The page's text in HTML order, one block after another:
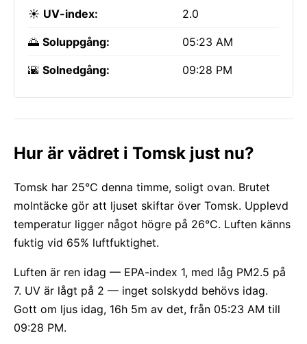
☀️ UV-index: 2.0
🌅 Soluppgång: 05:23 AM
🌇 Solnedgång: 09:28 PM
Hur är vädret i Tomsk just nu?
Tomsk har 25°C denna timme, soligt ovan. Brutet
molntäcke gör att ljuset skiftar över Tomsk. Upplevd
temperatur ligger något högre på 26°C. Luften känns
fuktig vid 65% luftfuktighet.
Luften är ren idag — EPA-index 1, med låg PM2.5 på
7. UV är lågt på 2 — inget solskydd behövs idag.
Gott om ljus idag, 16h 5m av det, från 05:23 AM till
09:28 PM.